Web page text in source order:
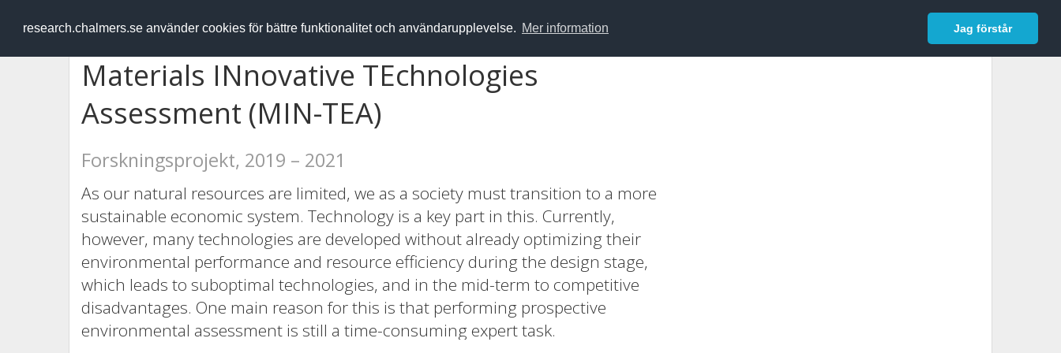
research.chalmers.se använder cookies för bättre funktionalitet och användarupplevelse. Mer information Jag förstår
RESEARCH.chalmers.se Logga in
Materials INnovative TEchnologies
Assessment (MIN-TEA)
Forskningsprojekt, 2019 – 2021
As our natural resources are limited, we as a society must transition to a more
sustainable economic system. Technology is a key part in this. Currently,
however, many technologies are developed without already optimizing their
environmental performance and resource efficiency during the design stage,
which leads to suboptimal technologies, and in the mid-term to competitive
disadvantages. One main reason for this is that performing prospective
environmental assessment is still a time-consuming expert task.